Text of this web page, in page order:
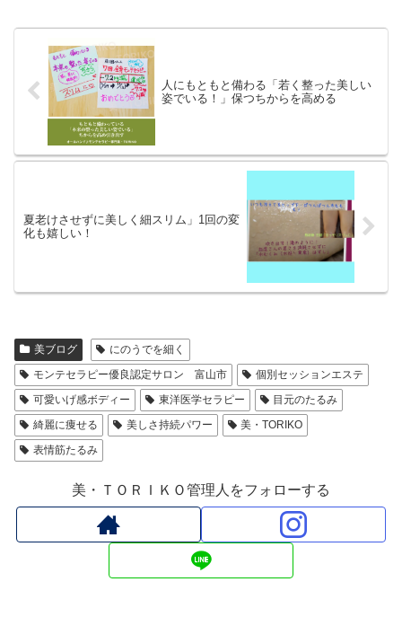
人にもともと備わる「若く整った美しい
姿でいる！」保つちからを高める
夏老けさせずに美しく細スリム」1回の変
化も嬉しい！
美ブログ
にのうでを細く
モンテセラピー優良認定サロン 富山市
個別セッションエステ
可愛いげ感ボディー
東洋医学セラピー
目元のたるみ
綺麗に痩せる
美しさ持続パワー
美・TORIKO
表情筋たるみ
美・ＴＯＲＩＫＯ管理人をフォローする